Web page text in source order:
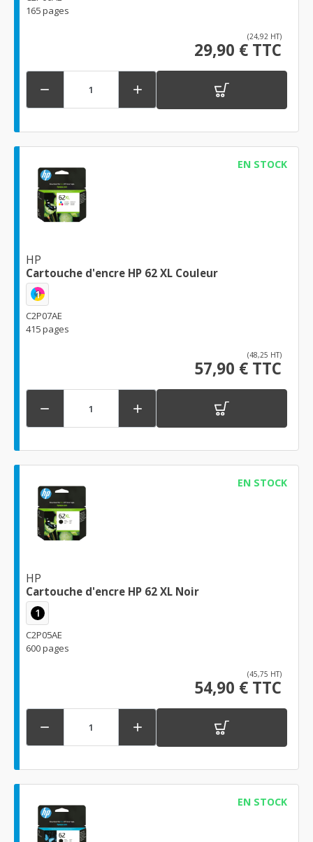
165 pages
(24,92 HT)
29,90 € TTC
 
EN STOCK
HP
Cartouche d'encre HP 62 XL Couleur
1
C2P07AE
415 pages
(48,25 HT)
57,90 € TTC
 
EN STOCK
HP
Cartouche d'encre HP 62 XL Noir
1
C2P05AE
600 pages
(45,75 HT)
54,90 € TTC
 
EN STOCK